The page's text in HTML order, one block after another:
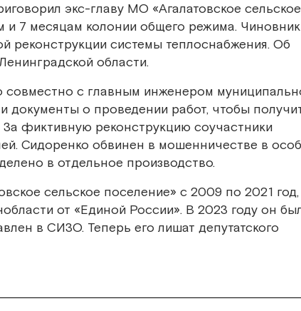
экс-главу МО «Агалатовское сельское
7 месяцам колонии общего режима. Чиновник
реконструкции системы теплоснабжения. Об
области.
совместно с главным инженером
документы о проведении работ, чтобы
фиктивную реконструкцию соучастники
Сидоренко обвинен в мошенничестве в
в отдельное производство.
сельское поселение» с 2009 по 2021 год,
от «Единой России». В 2023 году он
в СИЗО. Теперь его лишат депутатского